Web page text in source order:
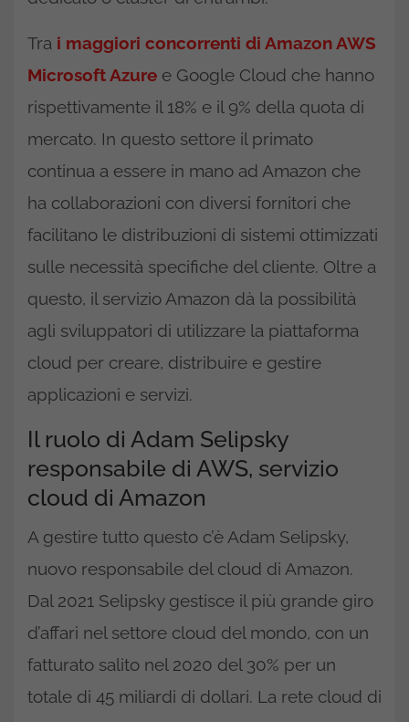
Tra i maggiori concorrenti di Amazon AWS
Microsoft Azure e Google Cloud che hanno
rispettivamente il 18% e il 9% della quota di
mercato. In questo settore il primato
continua a essere in mano ad Amazon che
ha collaborazioni con diversi fornitori che
facilitano le distribuzioni di sistemi ottimizzati
sulle necessità specifiche del cliente. Oltre a
questo, il servizio Amazon dà la possibilità
agli sviluppatori di utilizzare la piattaforma
cloud per creare, distribuire e gestire
applicazioni e servizi.
Il ruolo di Adam Selipsky
responsabile di AWS, servizio
cloud di Amazon
A gestire tutto questo c’è Adam Selipsky,
nuovo responsabile del cloud di Amazon.
Dal 2021 Selipsky gestisce il più grande giro
d’affari nel settore cloud del mondo, con un
fatturato salito nel 2020 del 30% per un
totale di 45 miliardi di dollari. La rete cloud di